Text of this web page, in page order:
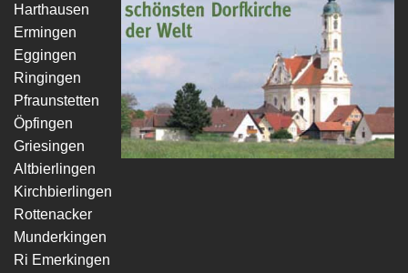
Harthausen
Ermingen
Eggingen
Ringingen
Pfraunstetten
Öpfingen
Griesingen
Altbierlingen
Kirchbierlingen
Rottenacker
Munderkingen
Ri Emerkingen